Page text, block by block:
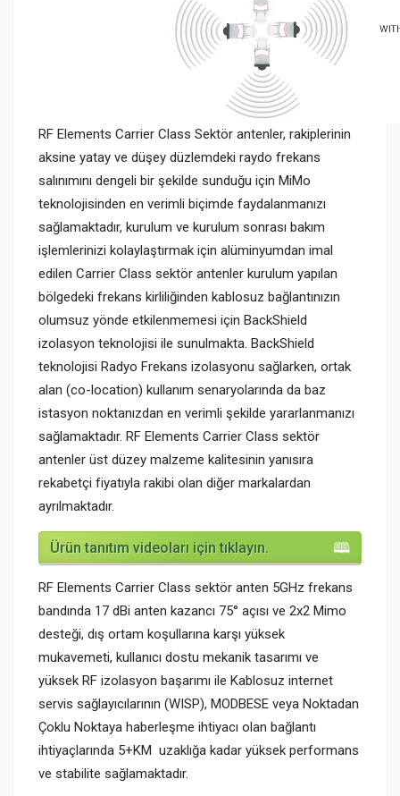
RF Elements Carrier Class Sektör antenler, rakiplerinin
aksine yatay ve düşey düzlemdeki raydo frekans
salınımını dengeli bir şekilde sunduğu için MiMo
teknolojisinden en verimli biçimde faydalanmanızı
sağlamaktadır, kurulum ve kurulum sonrası bakım
işlemlerinizi kolaylaştırmak için alüminyumdan imal
edilen Carrier Class sektör antenler kurulum yapılan
bölgedeki frekans kirliliğinden kablosuz bağlantınızın
olumsuz yönde etkilenmemesi için BackShield
izolasyon teknolojisi ile sunulmakta. BackShield
teknolojisi Radyo Frekans izolasyonu sağlarken, ortak
alan (co-location) kullanım senaryolarında da baz
istasyon noktanızdan en verimli şekilde yararlanmanızı
sağlamaktadır. RF Elements Carrier Class sektör
antenler üst düzey malzeme kalitesinin yanısıra
rekabetçi fiyatıyla rakibi olan diğer markalardan
ayrılmaktadır.
Ürün tanıtım videoları için tıklayın.
RF Elements Carrier Class sektör anten 5GHz frekans
bandında 17 dBi anten kazancı 75° açısı ve 2x2 Mimo
desteği, dış ortam koşullarına karşı yüksek
mukavemeti, kullanıcı dostu mekanik tasarımı ve
yüksek RF izolasyon başarımı ile Kablosuz internet
servis sağlayıcılarının (WISP), MODBESE veya Noktadan
Çoklu Noktaya haberleşme ihtiyacı olan bağlantı
ihtiyaçlarında 5+KM uzaklığa kadar yüksek performans
ve stabilite sağlamaktadır.